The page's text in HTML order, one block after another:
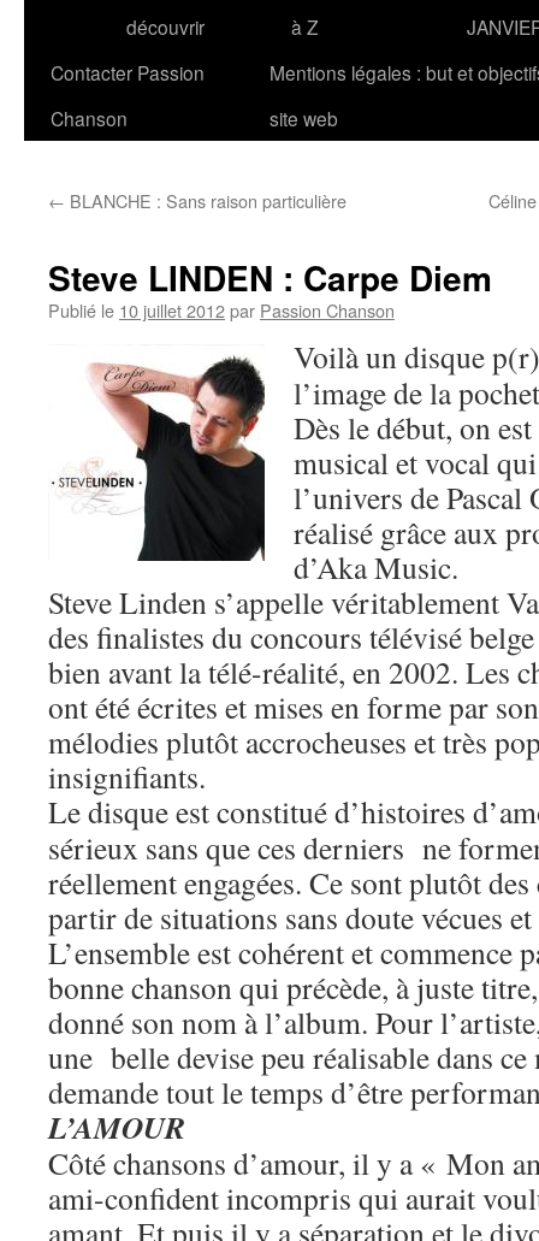
découvrir
à Z
Contacter Passion
Chanson
Mentions légales : but et
site web
← BLANCHE : Sans raison particulière
Steve LINDEN : Carpe Diem
Publié le 10 juillet 2012par Passion Chanson
Voilà un disque
l’image de la
Dès le début, on
musical et vocal
l’univers de
réalisé grâce aux
d’Aka Music.
Steve Linden s’appelle véritablement
des finalistes du concours télévisé
bien avant la télé-réalité, en 2002. Les
ont été écrites et mises en forme par
mélodies plutôt accrocheuses et très
insignifiants.
Le disque est constitué d’histoires
sérieux sans que ces derniers ne
réellement engagées. Ce sont plutôt des
partir de situations sans doute vécues
L’ensemble est cohérent et commence
bonne chanson qui précède, à juste
donné son nom à l’album. Pour
une belle devise peu réalisable dans ce
demande tout le temps d’être
L’AMOUR
Côté chansons d’amour, il y a « Mon
ami-confident incompris qui aurait
amant. Et puis il y a séparation et le